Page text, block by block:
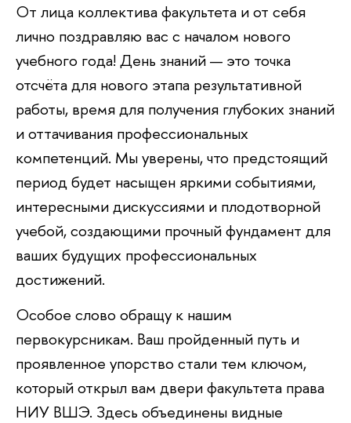
От лица коллектива факультета и от себя
лично поздравляю вас с началом нового
учебного года! День знаний — это точка
отсчёта для нового этапа результативной
работы, время для получения глубоких знаний
и оттачивания профессиональных
компетенций. Мы уверены, что предстоящий
период будет насыщен яркими событиями,
интересными дискуссиями и плодотворной
учебой, создающими прочный фундамент для
ваших будущих профессиональных
достижений.
Особое слово обращу к нашим
первокурсникам. Ваш пройденный путь и
проявленное упорство стали тем ключом,
который открыл вам двери факультета права
НИУ ВШЭ. Здесь объединены видные